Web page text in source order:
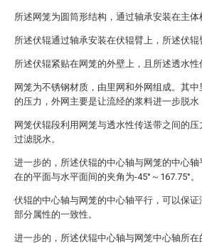
所述网笼为圆筒形结构，通过轴承安装在主体
所述伏辊通过轴承安装在伏辊臂上，所述伏辊
所述伏辊紧贴在网笼的外壁上，且所述透水性
网笼为不锈钢材质，由里网和外网组成。其
的压力，外网主要是让流经的浆料进一步脱水
网笼伏辊段利用网笼与透水性传送带之间的
过滤脱水。
进一步的，所述伏辊的中心轴与网笼的中心
在的平面与水平面间的夹角为-45°～167.75°。
伏辊的中心轴与网笼的中心轴平行，可以保
部分属性的一致性。
进一步的，所述伏辊中心轴与网笼中心轴所